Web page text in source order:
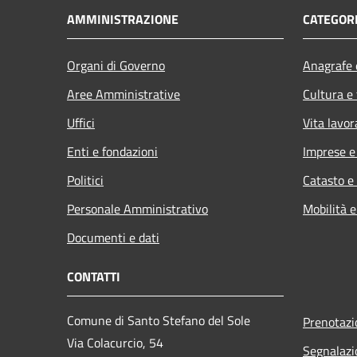
AMMINISTRAZIONE
Organi di Governo
Aree Amministrative
Uffici
Enti e fondazioni
Politici
Personale Amministrativo
Documenti e dati
Cultura
Vita
Imprese
Catasto
Mobilità
CONTATTI
Comune di Santo Stefano del Sole
Via Colacurcio, 54